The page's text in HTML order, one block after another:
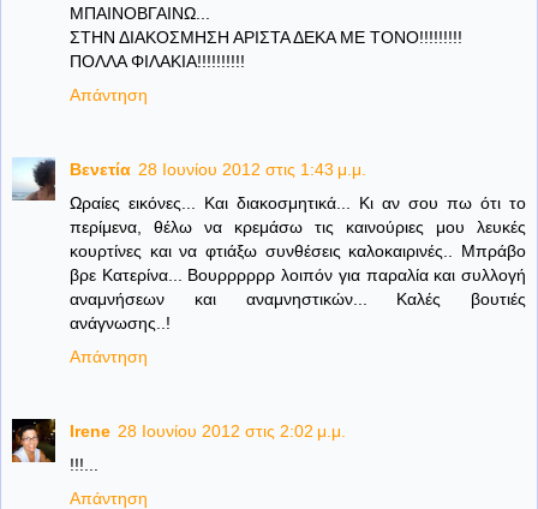
ΜΠΑΙΝΟΒΓΑΙΝΩ...
ΣΤΗΝ ΔΙΑΚΟΣΜΗΣΗ ΑΡΙΣΤΑ ΔΕΚΑ ΜΕ ΤΟΝΟ!!!!!!!!!
ΠΟΛΛΑ ΦΙΛΑΚΙΑ!!!!!!!!!!
Απάντηση
Βενετία 28 Ιουνίου 2012 στις 1:43 μ.μ.
Ωραίες εικόνες... Και διακοσμητικά... Κι αν σου πω ότι το
περίμενα, θέλω να κρεμάσω τις καινούριες μου λευκές
κουρτίνες και να φτιάξω συνθέσεις καλοκαιρινές.. Μπράβο
βρε Κατερίνα... Βουρρρρρρ λοιπόν για παραλία και συλλογή
αναμνήσεων και αναμνηστικών... Καλές βουτιές
ανάγνωσης..!
Απάντηση
Irene 28 Ιουνίου 2012 στις 2:02 μ.μ.
!!!...
Απάντηση